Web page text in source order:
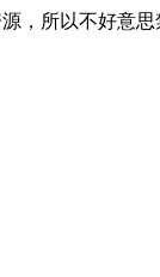
，所以不好意